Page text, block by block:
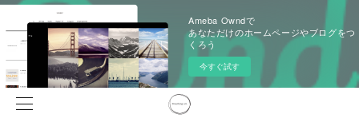
Ameba Owndで
あなただけのホームページやブログをつ
くろう
今すぐ試す